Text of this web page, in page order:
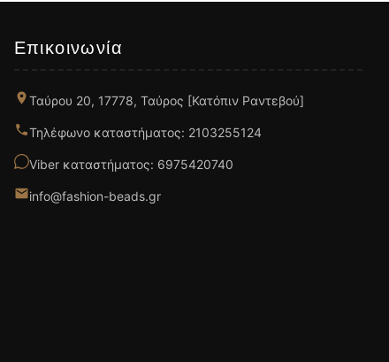
Επικοινωνία
Ταύρου 20, 17778, Ταύρος [Κατόπιν Ραντεβού]
Τηλέφωνο καταστήματος: 2103255124
Viber καταστήματος: 6975420740
info@fashion-beads.gr